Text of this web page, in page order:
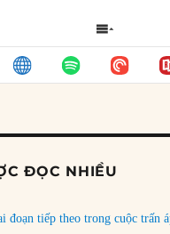
SHOW
LIST
ĐỌC NHIỀU
đoạn tiếp theo trong cuộc trấn